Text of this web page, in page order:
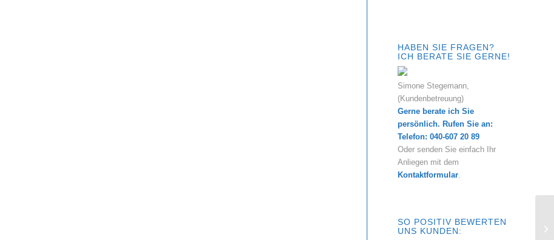
HABEN SIE FRAGEN?
ICH BERATE SIE GERNE!
Simone Stegemann,
(Kundenbetreuung)
Gerne berate ich Sie
persönlich. Rufen Sie an:
Telefon: 040-607 20 89
Oder senden Sie einfach Ihr
Anliegen mit dem
Kontaktformular
SO POSITIV BEWERTEN
UNS KUNDEN: